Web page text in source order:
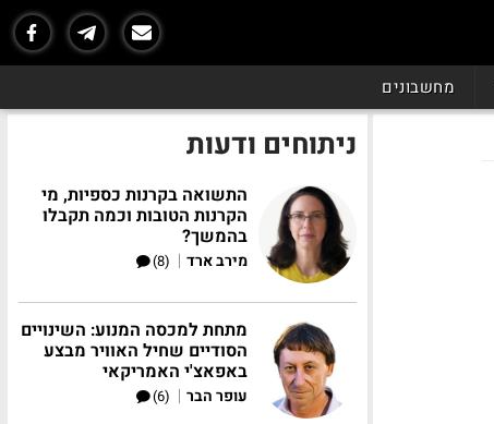
מחשבונים
ניתוחים ודעות
התשואה בקרנות כספיות, מי
הקרנות הטובות וכמה תקבלו
בהמשך?
מירב ארד |
(8)
מתחת למכסה המנוע: השינויים
הסודיים שחיל האוויר מבצע
באפאצ'י האמריקאי
עופר הבר |
(6)